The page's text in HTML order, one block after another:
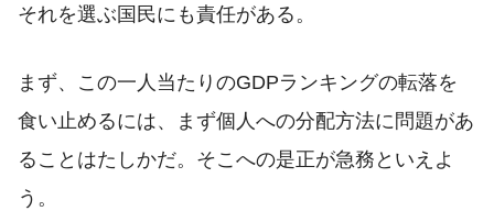
それを選ぶ国民にも責任がある。
まず、この一人当たりのGDPランキングの転落を
食い止めるには、まず個人への分配方法に問題があ
ることはたしかだ。そこへの是正が急務といえよ
う。